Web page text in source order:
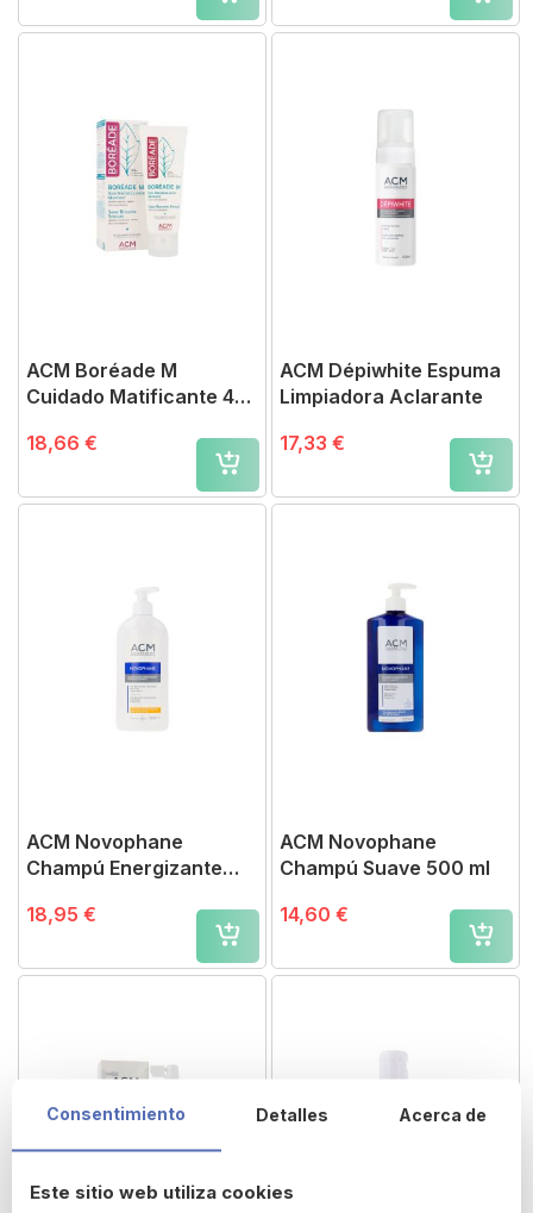
ACM Boréade M
Cuidado Matificante 40
18,66 €
ACM Dépiwhite Espuma
Limpiadora Aclarante
17,33 €
ACM Novophane
Champú Energizante
18,95 €
ACM Novophane
Champú Suave 500 ml
14,60 €
Consentimiento Detalles Acerca de
Este sitio web utiliza cookies